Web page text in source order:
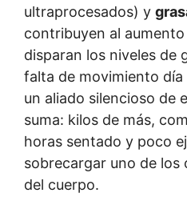
ultraprocesados) y
contribuyen al
disparan los niveles de
falta de movimiento
un aliado silencioso de
suma: kilos de más,
horas sentado y poco
sobrecargar uno de los
del cuerpo.